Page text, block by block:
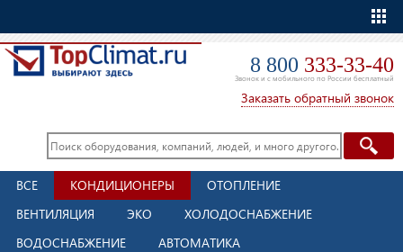
8 800 333-33-40
Звонок и с мобильного по России бесплатный
Заказать обратный звонок
ВСЕ КОНДИЦИОНЕРЫ
ОТОПЛЕНИЕ
ВЕНТИЛЯЦИЯ
ЭКО
ХОЛОДОСНАБЖЕНИЕ
ВОДОСНАБЖЕНИЕ
АВТОМАТИКА